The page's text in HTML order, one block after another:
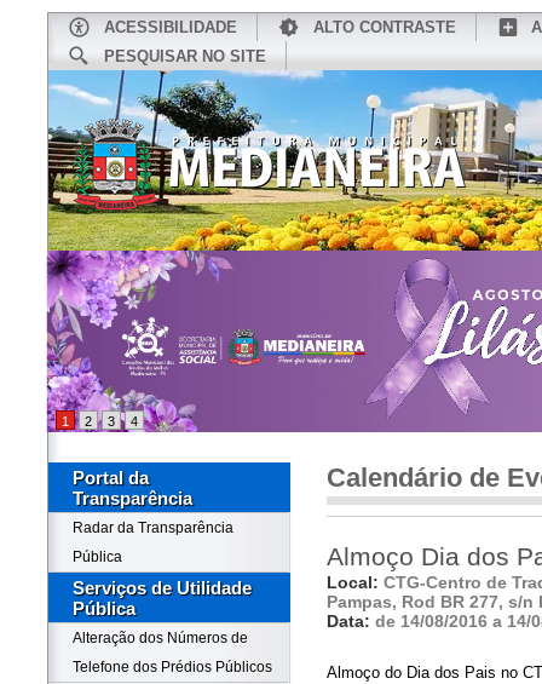
ACESSIBILIDADE ALTO CONTRASTE
PESQUISAR NO SITE
CONHEÇA MEDIANEIRA
1 2 3 4
Portal da
Transparência
Radar da Transparência
Pública
Serviços de Utilidade
Pública
Alteração dos Números de
Telefone dos Prédios Públicos
Calendário de
Almoço Dia dos
Local: CTG-Centro de
Pampas, Rod BR 277, s/n
Data: de 14/08/2016 a 14/
Almoço do Dia dos Pais no